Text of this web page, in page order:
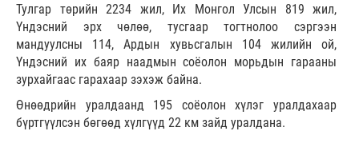
Тулгар төрийн 2234 жил, Их Монгол Улсын 819 жил,
Үндэсний эрх чөлөө, тусгаар тогтнолоо сэргээн
мандуулсны 114, Ардын хувьсгалын 104 жилийн ой,
Үндэсний их баяр наадмын соёолон морьдын гарааны
зурхайгаас гарахаар зэхэж байна.
Өнөөдрийн уралдаанд 195 соёолон хүлэг уралдахаар
бүртгүүлсэн бөгөөд хүлгүүд 22 км зайд уралдана.